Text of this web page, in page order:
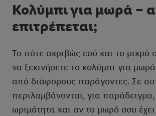
Κολύμπι για μωρά –
επιτρέπεται;
Το πότε ακριβώς εσύ και το μικρό
να ξεκινήσετε το κολύμπι για
από διάφορους παράγοντες. Σε
περιλαμβάνονται, για
ωριμότητα και αν το μωρό σου